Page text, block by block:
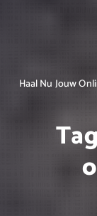
Haal Nu Jouw